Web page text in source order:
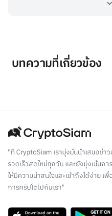
บทความที่เกี่ยวข้อง
"ที่ CryptoSiam เรามุ่งมั่นนำเสนอข่า
รวดเร็วสดใหม่ทุกวัน และยังมุ่งเน้นกา
ให้มีความน่าสนใจและเข้าถึงได้ง่าย
การคริปโตไปกับเรา"